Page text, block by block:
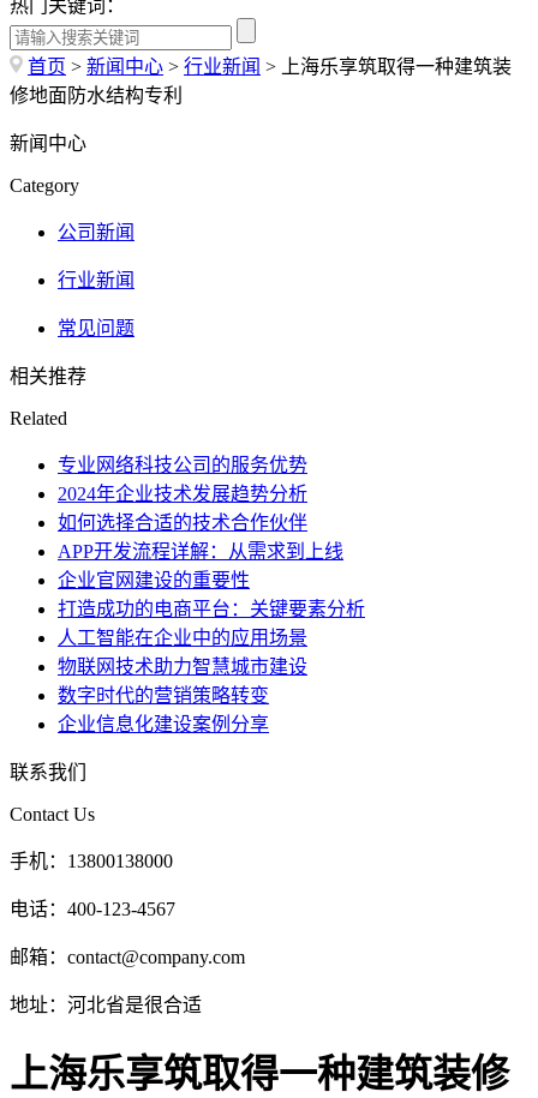
热门关键词：
首页 > 新闻中心 > 行业新闻 >
上海乐享筑取得一种建筑装
修地面防水结构专利
新闻中心
Category
公司新闻
行业新闻
常见问题
相关推荐
Related
专业网络科技公司的服务优势
2024年企业技术发展趋势分析
如何选择合适的技术合作伙伴
APP开发流程详解：从需求到上线
企业官网建设的重要性
打造成功的电商平台：关键要素分析
人工智能在企业中的应用场景
物联网技术助力智慧城市建设
数字时代的营销策略转变
企业信息化建设案例分享
联系我们
Contact Us
手机： 13800138000
电话： 400-123-4567
邮箱： contact@company.com
地址： 河北省是很合适
上海乐享筑取得一种建筑装修